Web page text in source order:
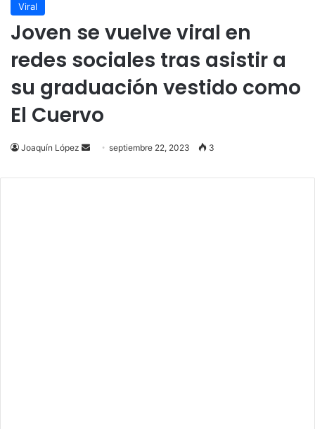
Viral
Joven se vuelve viral en
redes sociales tras asistir a
su graduación vestido como
El Cuervo
Joaquín López
Send
email
septiembre 22, 2023 3